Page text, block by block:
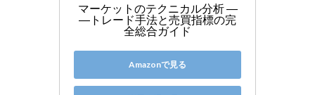
マーケットのテクニカル分析 ―
―トレード手法と売買指標の完
全総合ガイド
Amazonで見る